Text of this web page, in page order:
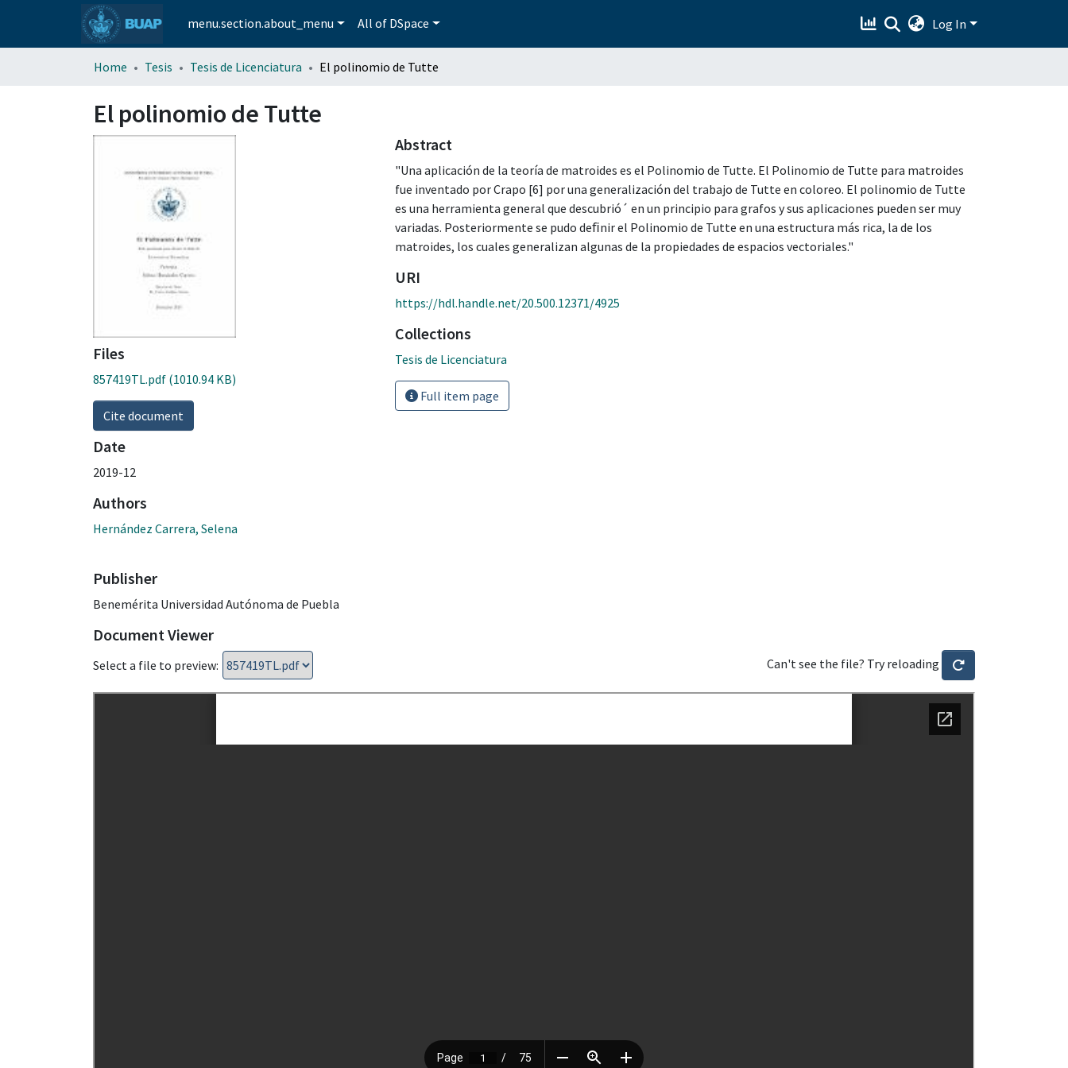
menu.section.about_menu All of DSpace Log In
Home Tesis Tesis de Licenciatura El polinomio de Tutte
El polinomio de Tutte
Files
857419TL.pdf (1010.94 KB)
Cite document
Date
2019-12
Authors
Hernández Carrera, Selena
Publisher
Benemérita Universidad Autónoma de Puebla
Abstract
"Una aplicación de la teoría de matroides es el Polinomio de Tutte. El Polinomio de Tutte para matroides
fue inventado por Crapo [6] por una generalización del trabajo de Tutte en coloreo. El polinomio de Tutte
es una herramienta general que descubrió´ en un principio para grafos y sus aplicaciones pueden ser muy
variadas. Posteriormente se pudo deﬁnir el Polinomio de Tutte en una estructura más rica, la de los
matroides, los cuales generalizan algunas de la propiedades de espacios vectoriales."
URI
https://hdl.handle.net/20.500.12371/4925
Collections
Tesis de Licenciatura
Full item page
Document Viewer
Select a file to preview: Can't see the file? Try reloading